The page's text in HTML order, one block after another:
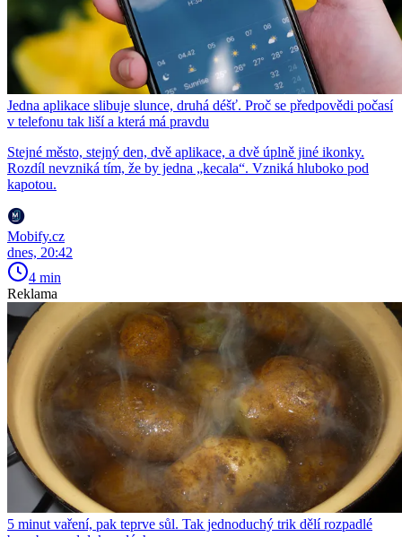
Jedna aplikace slibuje slunce, druhá déšť. Proč se předpovědi počasí
v telefonu tak liší a která má pravdu
Stejné město, stejný den, dvě aplikace, a dvě úplně jiné ikonky.
Rozdíl nevzniká tím, že by jedna „kecala“. Vzniká hluboko pod
kapotou.
Mobify.cz
dnes, 20:42
4 min
Reklama
5 minut vaření, pak teprve sůl. Tak jednoduchý trik dělí rozpadlé